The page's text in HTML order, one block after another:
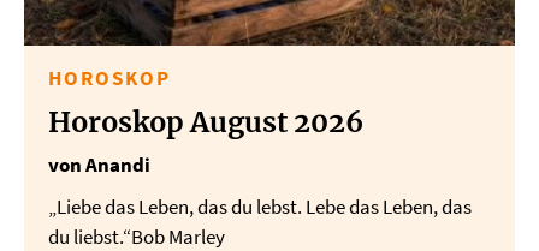
HOROSKOP
Horoskop August 2026
von Anandi
„Liebe das Leben, das du lebst. Lebe das Leben, das
du liebst.“Bob Marley